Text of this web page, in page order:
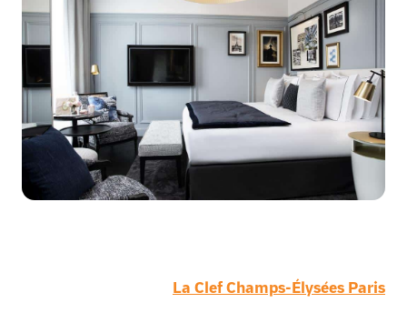
La Clef Champs-Élysées Paris